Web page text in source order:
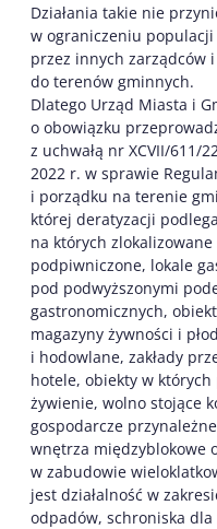
Działania takie nie
w ograniczeniu populacji
przez innych zarządców
do terenów gminnych.
Dlatego Urząd Miasta i
o obowiązku
z uchwałą nr XCVII/611/
2022 r. w sprawie
i porządku na terenie
której deratyzacji
na których
podpiwniczone, lokale
pod podwyższonymi
gastronomicznych,
magazyny żywności i
i hodowlane, zakłady
hotele, obiekty w
żywienie, wolno stojące
gospodarcze
wnętrza międzyblokowe
w zabudowie
jest działalność w
odpadów, schroniska dla